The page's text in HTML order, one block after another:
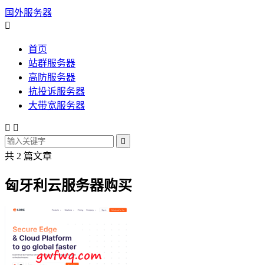
国外服务器

首页
站群服务器
高防服务器
抗投诉服务器
大带宽服务器
 

共 2 篇文章
匈牙利云服务器购买